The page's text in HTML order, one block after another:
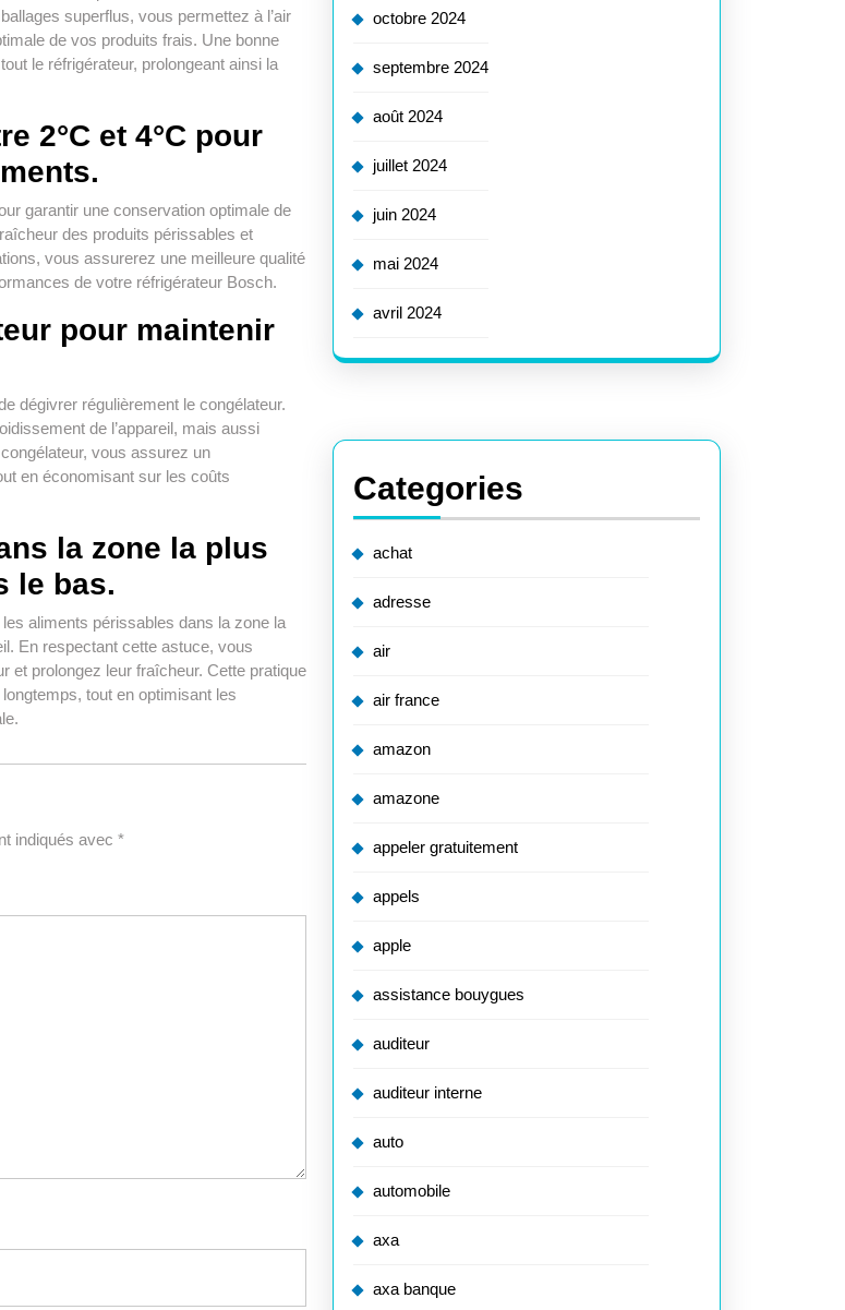
superflus, vous permettez à l’air
de vos produits frais. Une bonne
le réfrigérateur, prolongeant ainsi la
2°C et 4°C pour
garantir une conservation optimale de
des produits périssables et
vous assurerez une meilleure qualité
de votre réfrigérateur Bosch.
pour maintenir
dégivrer régulièrement le congélateur.
de l’appareil, mais aussi
vous assurez un
en économisant sur les coûts
la zone la plus
le bas.
aliments périssables dans la zone la
En respectant cette astuce, vous
et prolongez leur fraîcheur. Cette pratique
tout en optimisant les
indiqués avec *
octobre 2024
septembre 2024
août 2024
juillet 2024
juin 2024
mai 2024
avril 2024
Categories
achat
adresse
air
air france
amazon
amazone
appeler gratuitement
appels
apple
assistance bouygues
auditeur
auditeur interne
auto
automobile
axa
axa banque